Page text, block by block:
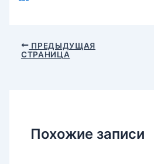
Навигация
ПРЕДЫДУЩАЯ
СТРАНИЦА
Похожие записи